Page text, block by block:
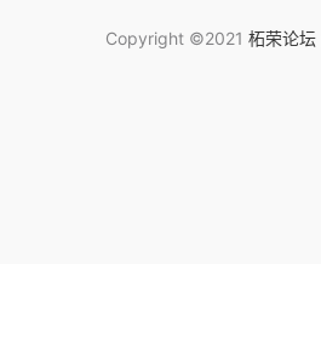
Copyright ©2021 柘荣论坛